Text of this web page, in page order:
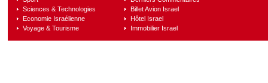
Sciences & Technologies
Economie Israélienne
Voyage & Tourisme
Billet Avion Israel
Hôtel Israel
Immobilier Israel